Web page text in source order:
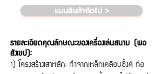
แบบสินค้าถัดไป >
รายละเอียดคุณลักษณะของเครื่องเล่นสนาม (พอ
สังเขป):
1) โครงสร้างเสาหลัก: ทำจากเหล็กเคลือบซิ้งค์ ท่อ